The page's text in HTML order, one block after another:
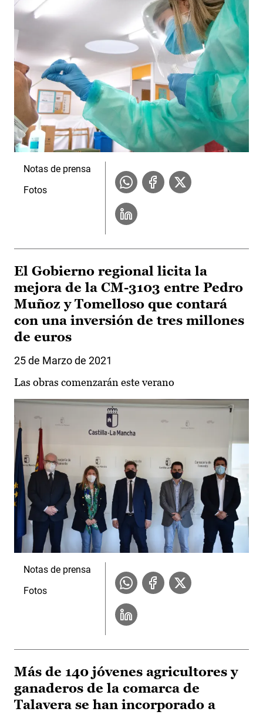
Notas de prensa
Fotos
El Gobierno regional licita la
mejora de la CM-3103 entre Pedro
Muñoz y Tomelloso que contará
con una inversión de tres millones
de euros
25 de Marzo de 2021
Las obras comenzarán este verano
Notas de prensa
Fotos
Más de 140 jóvenes agricultores y
ganaderos de la comarca de
Talavera se han incorporado a